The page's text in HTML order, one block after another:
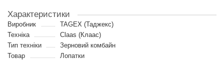
Характеристики
Виробник
TAGEX (Таджекс)
Техніка
Claas (Клаас)
Тип техніки
Зерновий комбайн
Товар
Лопатки